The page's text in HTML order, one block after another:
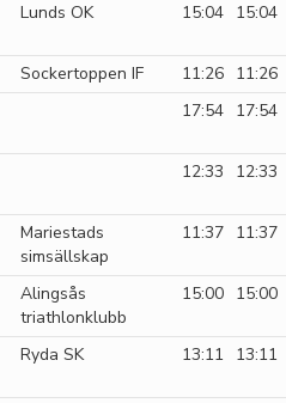
Lunds OK 15:04 15:04
Sockertoppen IF 11:26 11:26
17:54 17:54
12:33 12:33
Mariestads
simsällskap
11:37 11:37
Alingsås
triathlonklubb
15:00 15:00
Ryda SK 13:11 13:11